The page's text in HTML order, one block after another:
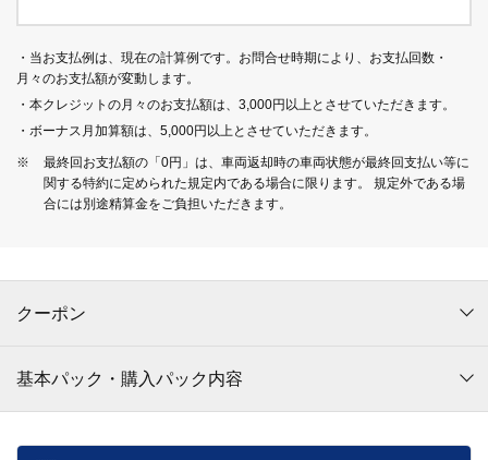
・当お支払例は、現在の計算例です。お問合せ時期により、お支払回数・
月々のお支払額が変動します。
・本クレジットの月々のお支払額は、3,000円以上とさせていただきます。
・ボーナス月加算額は、5,000円以上とさせていただきます。
※
最終回お支払額の「0円」は、車両返却時の車両状態が最終回支払い等に
関する特約に定められた規定内である場合に限ります。 規定外である場
合には別途精算金をご負担いただきます。
クーポン
基本パック・購入パック内容